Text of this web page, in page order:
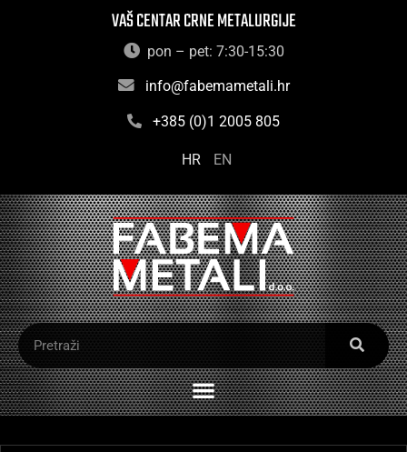
VAŠ CENTAR CRNE METALURGIJE
pon – pet: 7:30-15:30
info@fabemametali.hr
+385 (0)1 2005 805
HR EN